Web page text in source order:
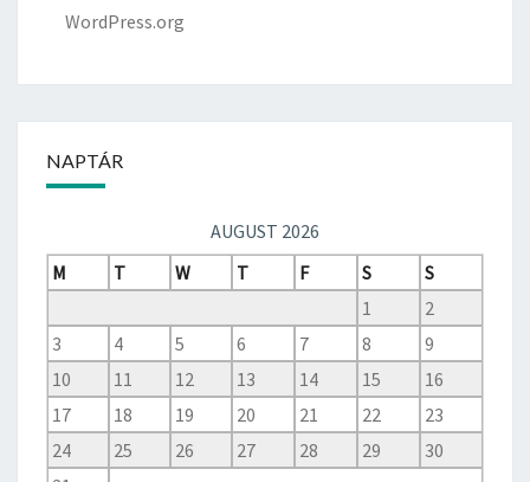
WordPress.org
NAPTÁR
AUGUST 2026
M
T W T F S
S
1
2
3
4 5 6 7 8
9
10
11 12 13 14 15
16
17
18 19 20 21 22
23
24
25 26 27 28 29
30